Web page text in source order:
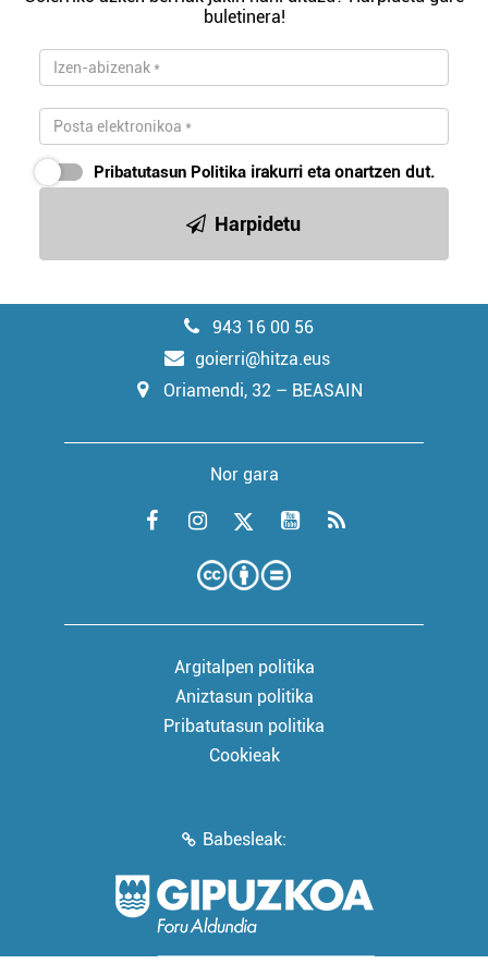
buletinera!
Pribatutasun Politika irakurri eta onartzen dut.
Harpidetu
943 16 00 56
goierri@hitza.eus
Oriamendi, 32 – BEASAIN
Nor gara
Argitalpen politika
Aniztasun politika
Pribatutasun politika
Cookieak
Babesleak: